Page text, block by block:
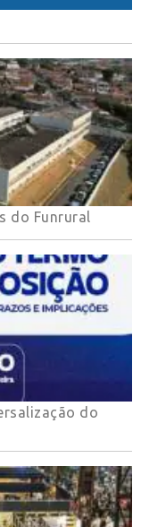
do Funrural
do